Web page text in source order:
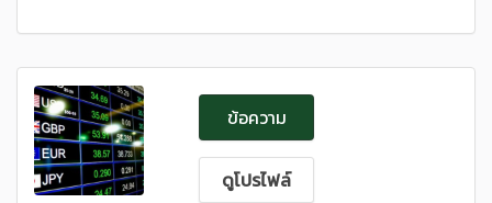
ข้อความ
ดูโปรไฟล์